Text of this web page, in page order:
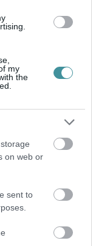
my
the
on web or
sent to
BOGÁCSON, A
ÉRKE...
|
CHERY TIGGO 9
KÍNAI PR...
SZERDÁN
|Riasztó